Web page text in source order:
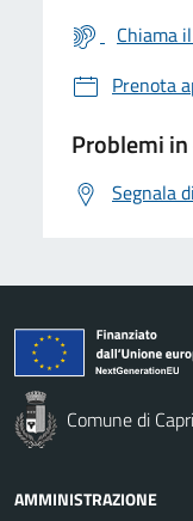
Chiama
Prenota
Problemi
Segnala
Comune di
AMMINISTRAZIONE